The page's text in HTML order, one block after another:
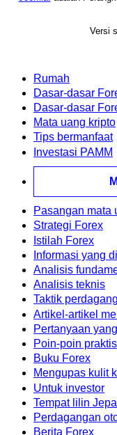
Versi
Rumah
Dasar-dasar
Dasar-dasar
Mata uang kripto
Tips bermanfaat
Investasi PAMM
Pasangan mata
Strategi Forex
Istilah Forex
Informasi yang
Analisis
Analisis teknis
Taktik
Artikel-artikel
Pertanyaan
Poin-poin praktis
Buku Forex
Mengupas kulit
Untuk investor
Tempat lilin
Perdagangan
Berita Forex